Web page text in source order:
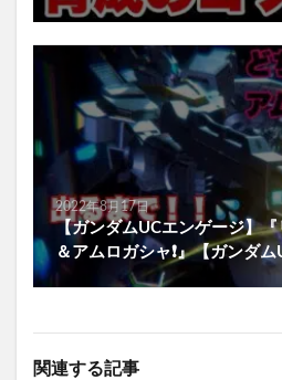
2022年8月17日
【ガンダムUCエンゲージ】
＆アムロガシャ❗️』【ガンダム
関連する記事